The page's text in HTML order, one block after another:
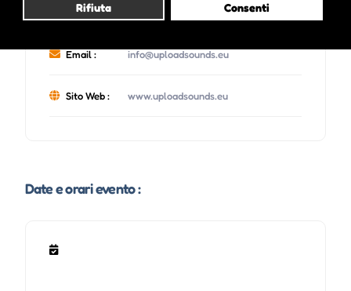
Rifiuta Consenti
Indirizzo : Solarium Predaia, Coredo, TN
Email : info@uploadsounds.eu
Sito Web : www.uploadsounds.eu
Date e orari evento :